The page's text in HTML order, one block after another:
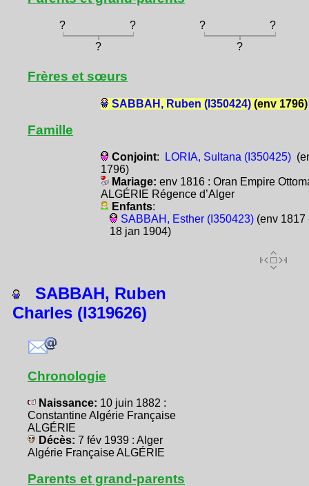
? ? ?
?
?
?
Frères et sœurs
SABBAH, Ruben (I350424)(env 1796)
Famille
Conjoint: LORIA, Sultana (I350425)
1796)
Mariage: env 1816 : Oran Empire
ALGÉRIE Régence d’Alger
Enfants:
SABBAH, Esther (I350423)(env 1817
18 jan 1904)
SABBAH, Ruben
Charles (I319626)
Chronologie
Naissance: 10 juin 1882 :
Constantine Algérie Française
ALGÉRIE
Décès: 7 fév 1939 : Alger
Algérie Française ALGÉRIE
Parents et grand-parents